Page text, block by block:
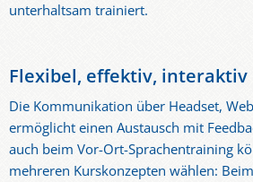
unterhaltsam trainiert.
Flexibel, effektiv, interaktiv
Die Kommunikation über Headset,
ermöglicht einen Austausch mit
auch beim Vor-Ort-Sprachentraining
mehreren Kurskonzepten wählen: